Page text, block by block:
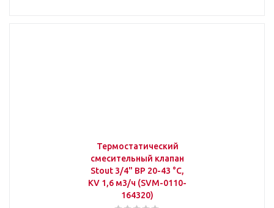
Термостатический
смесительный клапан
Stout 3/4" ВР 20-43 °С,
KV 1,6 м3/ч (SVM-0110-
164320)